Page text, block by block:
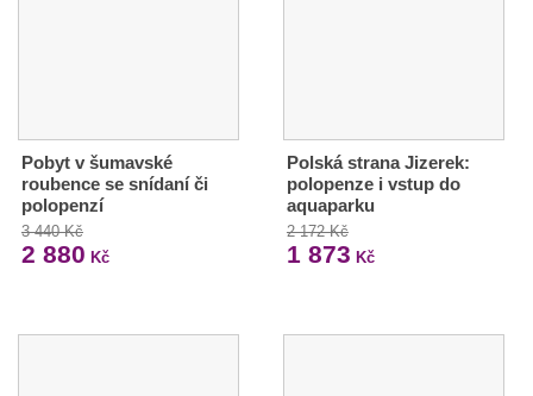
Pobyt v šumavské
roubence se snídaní či
polopenzí
3 440 Kč
2 880 Kč
Polská strana Jizerek:
polopenze i vstup do
aquaparku
2 172 Kč
1 873 Kč